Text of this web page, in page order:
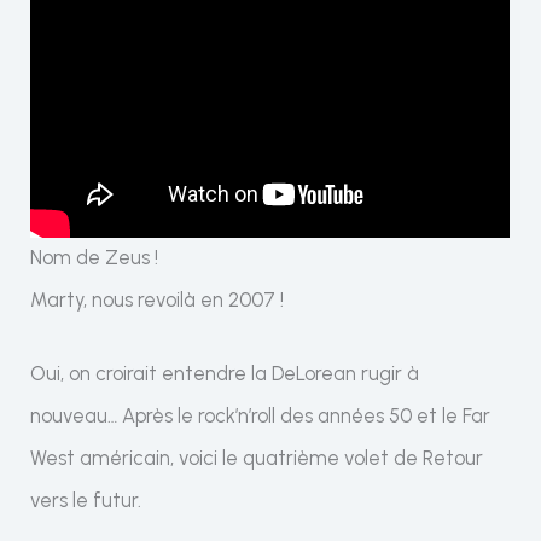
Nom de Zeus !
Marty, nous revoilà en 2007 !
Oui, on croirait entendre la DeLorean rugir à
nouveau… Après le rock’n’roll des années 50 et le Far
West américain, voici le quatrième volet de Retour
vers le futur.